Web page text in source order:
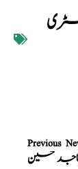
Previous